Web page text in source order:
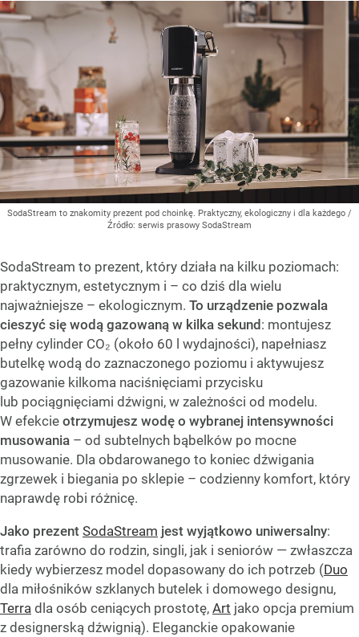
SodaStream to znakomity prezent pod choinkę. Praktyczny, ekologiczny i dla każdego /
Źródło: serwis prasowy SodaStream
SodaStream to prezent, który działa na kilku poziomach:
praktycznym, estetycznym i – co dziś dla wielu
najważniejsze – ekologicznym. To urządzenie pozwala
cieszyć się wodą gazowaną w kilka sekund : montujesz
pełny cylinder CO₂ (około 60 l wydajności), napełniasz
butelkę wodą do zaznaczonego poziomu i aktywujesz
gazowanie kilkoma naciśnięciami przycisku
lub pociągnięciami dźwigni, w zależności od modelu.
W efekcie otrzymujesz wodę o wybranej intensywności
musowania – od subtelnych bąbelków po mocne
musowanie. Dla obdarowanego to koniec dźwigania
zgrzewek i biegania po sklepie – codzienny komfort, który
naprawdę robi różnicę.
Jako prezent SodaStream jest wyjątkowo uniwersalny:
trafia zarówno do rodzin, singli, jak i seniorów — zwłaszcza
kiedy wybierzesz model dopasowany do ich potrzeb (Duo
dla miłośników szklanych butelek i domowego designu,
Terra dla osób ceniących prostotę, Art jako opcja premium
z designerską dźwignią). Eleganckie opakowanie